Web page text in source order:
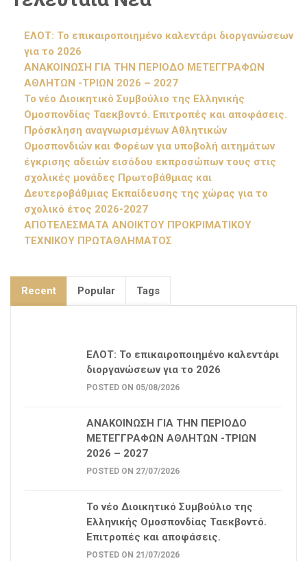
ΕΛΟΤ: Το επικαιροποιημένο καλεντάρι διοργανώσεων
για το 2026
ΑΝΑΚΟΙΝΩΣΗ ΓΙΑ ΤΗΝ ΠΕΡΙΟΔΟ ΜΕΤΕΓΓΡΑΦΩΝ
ΑΘΛΗΤΩΝ -ΤΡΙΩΝ 2026 – 2027
Το νέο Διοικητικό Συμβούλιο της Ελληνικής
Ομοσπονδίας Ταεκβοντό. Επιτροπές και αποφάσεις.
Πρόσκληση αναγνωρισμένων Αθλητικών
Ομοσπονδιών και Φορέων για υποβολή αιτημάτων
έγκρισης αδειών εισόδου εκπροσώπων τους στις
σχολικές μονάδες Πρωτοβάθμιας και
Δευτεροβάθμιας Εκπαίδευσης της χώρας για το
σχολικό έτος 2026-2027
ΑΠΟΤΕΛΕΣΜΑΤΑ ΑΝΟΙΚΤΟΥ ΠΡΟΚΡΙΜΑΤΙΚΟΥ
ΤΕΧΝΙΚΟΥ ΠΡΩΤΑΘΛΗΜΑΤΟΣ
Recent Popular Tags
ΕΛΟΤ: Το επικαιροποιημένο καλεντάρι
διοργανώσεων για το 2026
POSTED ON 05/08/2026
ΑΝΑΚΟΙΝΩΣΗ ΓΙΑ ΤΗΝ ΠΕΡΙΟΔΟ
ΜΕΤΕΓΓΡΑΦΩΝ ΑΘΛΗΤΩΝ -ΤΡΙΩΝ
2026 – 2027
POSTED ON 27/07/2026
Το νέο Διοικητικό Συμβούλιο της
Ελληνικής Ομοσπονδίας Ταεκβοντό.
Επιτροπές και αποφάσεις.
POSTED ON 21/07/2026